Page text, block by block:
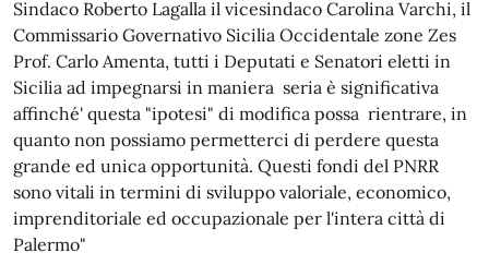
Sindaco Roberto Lagalla il vicesindaco Carolina Varchi, il
Commissario Governativo Sicilia Occidentale zone Zes
Prof. Carlo Amenta, tutti i Deputati e Senatori eletti in
Sicilia ad impegnarsi in maniera seria è significativa
affinché' questa "ipotesi" di modifica possa rientrare, in
quanto non possiamo permetterci di perdere questa
grande ed unica opportunità. Questi fondi del PNRR
sono vitali in termini di sviluppo valoriale, economico,
imprenditoriale ed occupazionale per l'intera città di
Palermo"